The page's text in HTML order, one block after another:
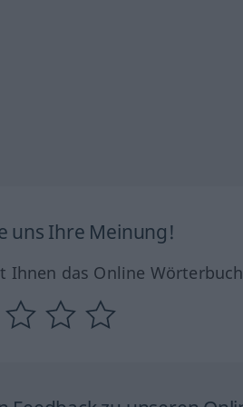
uns Ihre Meinung!
Ihnen das Online